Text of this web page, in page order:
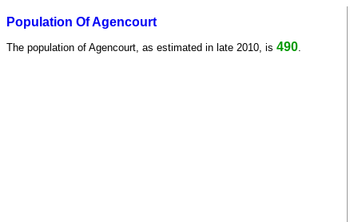
Population Of Agencourt
The population of Agencourt, as estimated in late 2010, is 490